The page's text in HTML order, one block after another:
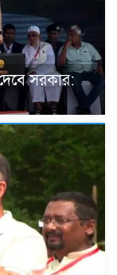
সরকার: